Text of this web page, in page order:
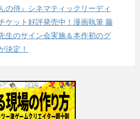
の侍』シネマティックリーディ
ケット好評発売中！漫画執筆 藤
生のサイン会実施＆本作初のグ
決定！